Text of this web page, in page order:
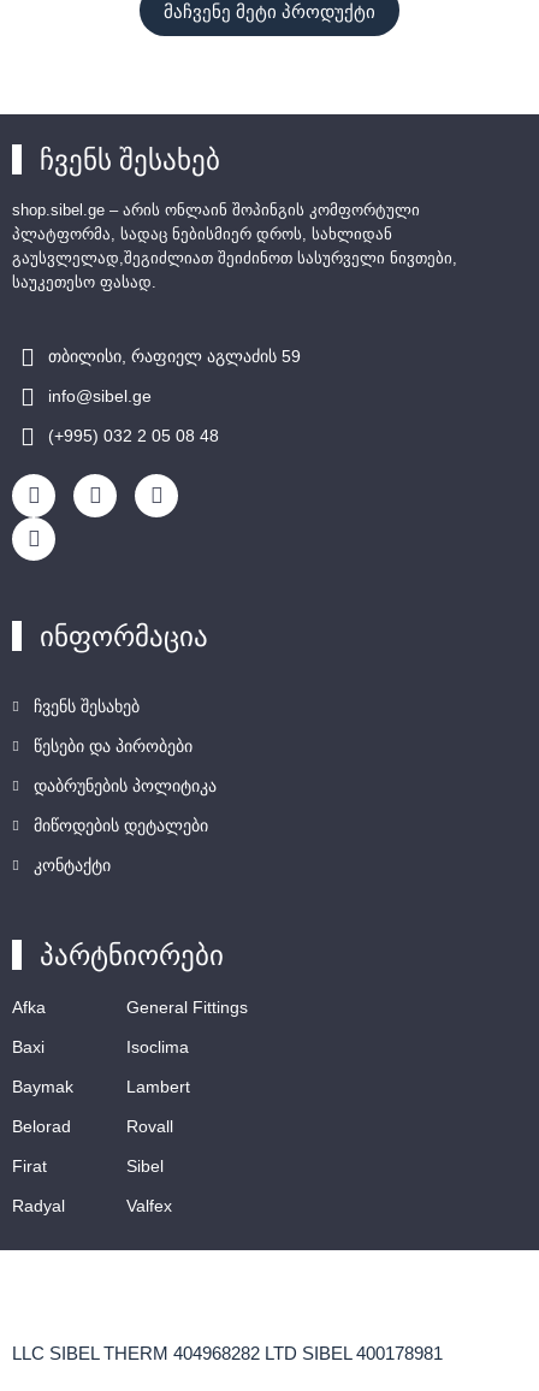
მაჩვენე მეტი პროდუქტი
ჩვენს შესახებ
shop.sibel.ge – არის ონლაინ შოპინგის კომფორტული
პლატფორმა, სადაც ნებისმიერ დროს, სახლიდან
გაუსვლელად,შეგიძლიათ შეიძინოთ სასურველი ნივთები,
საუკეთესო ფასად.
თბილისი, რაფიელ აგლაძის 59
info@sibel.ge
(+995) 032 2 05 08 48
ინფორმაცია
ჩვენს შესახებ
წესები და პირობები
დაბრუნების პოლიტიკა
მიწოდების დეტალები
კონტაქტი
პარტნიორები
Afka
Baxi
Baymak
Belorad
Firat
Radyal
General Fittings
Isoclima
Lambert
Rovall
Sibel
Valfex
LLC SIBEL THERM 404968282 LTD SIBEL 400178981